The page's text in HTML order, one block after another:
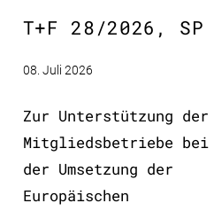
T+F 28/2026, SP
08. Juli 2026
Zur Unterstützung der
Mitgliedsbetriebe bei
der Umsetzung der
Europäischen